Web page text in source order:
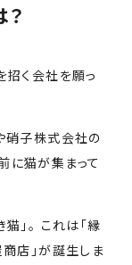
招く会社を願っ
硝子株式会社の
に猫が集まって
」。 これは「縁
店」が誕生しま